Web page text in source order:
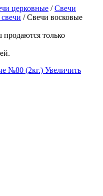
церковные /Свечи
/ Свечи восковые
продаются только
Увеличить